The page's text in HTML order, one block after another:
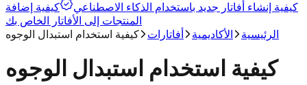
كيفية إنشاء أفاتار جديد باستخدام الذكاء الاصطناعي
كيفية إضافة
المنتجات إلى الأفاتار الخاص بك
الرئيسية
الأكاديمية أفاتارات كيفية استخدام استبدال الوجوه
كيفية استخدام استبدال الوجوه